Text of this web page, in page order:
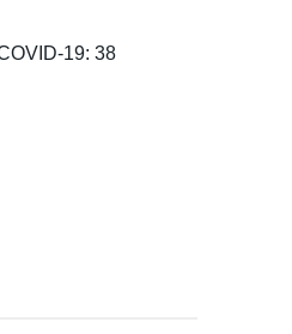
19: 38